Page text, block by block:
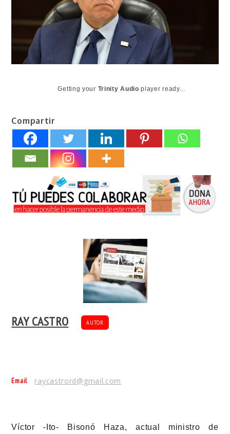
Getting your Trinity Audio player ready...
Compartir
RAY CASTRO AUTOR
Email raycastrord@gmail.com
Víctor -Ito- Bisonó Haza, actual ministro de